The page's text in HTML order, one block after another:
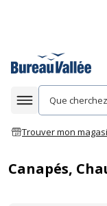
Afficher la
Trouver mon
Canapés,